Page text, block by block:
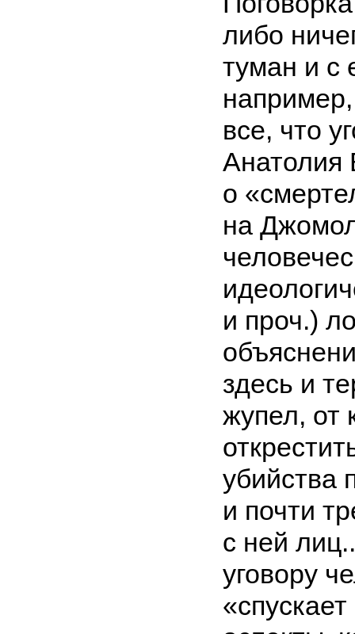
либо
туман и с
все, что
Анатолия
о
на
и проч.)
здесь и
жупел, от
убийства
и почти
с ней
уговору